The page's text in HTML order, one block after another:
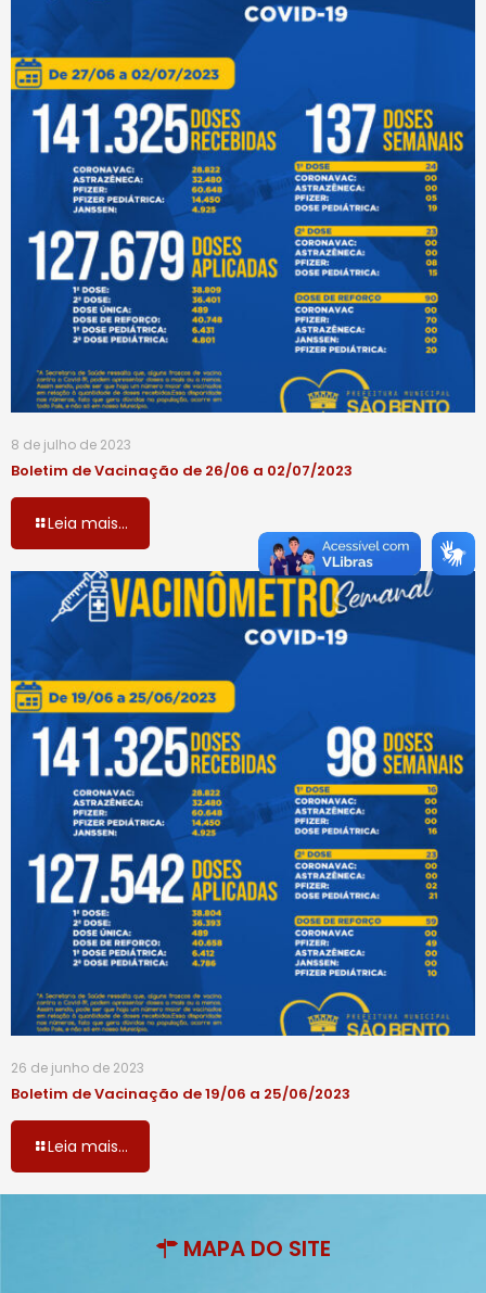
8 de julho de 2023
Boletim de Vacinação de 26/06 a 02/07/2023
Leia mais...
26 de junho de 2023
Boletim de Vacinação de 19/06 a 25/06/2023
Leia mais...
MAPA DO SITE